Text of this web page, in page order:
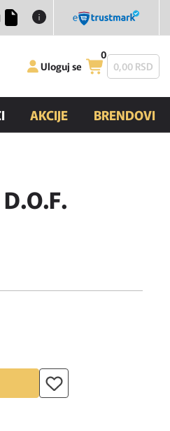
Uloguj se
0
0,00 RSD
AKCIJE
BRENDOVI